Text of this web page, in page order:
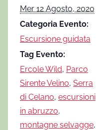
Mer 12 Agosto, 2020
Categoria Evento:
Escursione guidata
Tag Evento:
Ercole Wild, Parco
Sirente Velino, Serra
di Celano, escursioni
in abruzzo,
montagne selvagge,